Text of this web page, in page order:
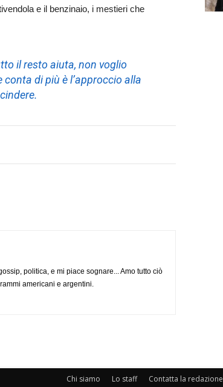
e il benzinaio, i mestieri che
il resto aiuta, non voglio
di più è l’approccio alla
politica, e mi piace sognare... Amo tutto ciò
americani e argentini.
Chi siamo Lo staff Contatta la redazione